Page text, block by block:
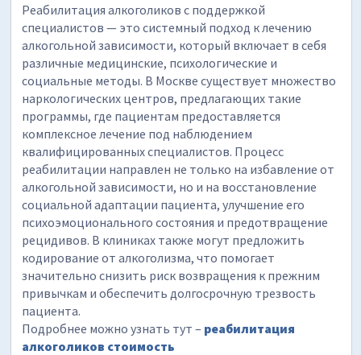
Реабилитация алкоголиков с поддержкой
специалистов — это системный подход к лечению
алкогольной зависимости, который включает в себя
различные медицинские, психологические и
социальные методы. В Москве существует множество
наркологических центров, предлагающих такие
программы, где пациентам предоставляется
комплексное лечение под наблюдением
квалифицированных специалистов. Процесс
реабилитации направлен не только на избавление от
алкогольной зависимости, но и на восстановление
социальной адаптации пациента, улучшение его
психоэмоционального состояния и предотвращение
рецидивов. В клиниках также могут предложить
кодирование от алкоголизма, что помогает
значительно снизить риск возвращения к прежним
привычкам и обеспечить долгосрочную трезвость
пациента.
Подробнее можно узнать тут – реабилитация
алкоголиков стоимость